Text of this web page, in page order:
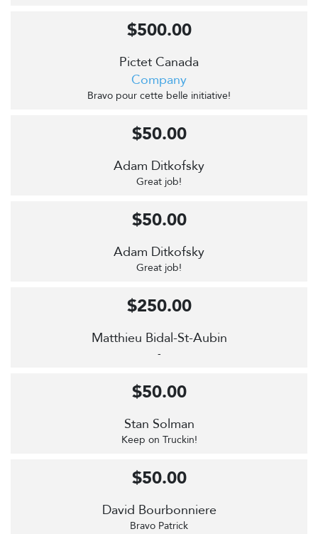
Pictet Canada
Company
Bravo pour cette belle initiative!
$500.00
Adam Ditkofsky
Great job!
$50.00
Adam Ditkofsky
Great job!
$50.00
Matthieu Bidal-St-Aubin
-
$250.00
Stan Solman
Keep on Truckin!
$50.00
David Bourbonniere
Bravo Patrick
$50.00